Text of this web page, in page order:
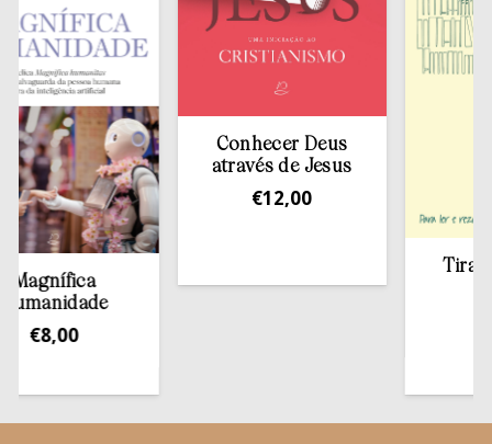
8,00
Conhecer Deus
através de Jesus
12,00
Tirar a